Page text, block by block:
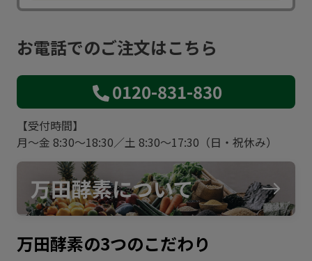
お電話でのご注文はこちら
0120-831-830
【受付時間】
月～金 8:30～18:30／土 8:30～17:30（日・祝休み）
万田酵素の3つのこだわり